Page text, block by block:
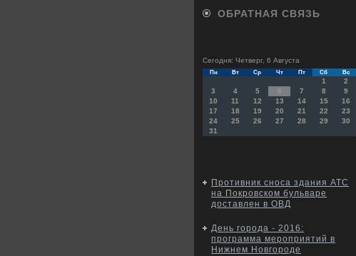
ОБРАТНАЯ СВЯЗЬ
Сегодня: Четверг, 6 Августа
Пн Вт Ср Чт Пт Сб Вс
1
2
3
4 5 6 7 8
9
10
11 12 13 14 15
16
17
18 19 20 21 22
23
24
25 26 27 28 29
30
31
Противник сноса здания АТС
на Покровском бульваре
доставлен в ОВД
День города - 2016:
программа мероприятий в
Нижнем Новгороде